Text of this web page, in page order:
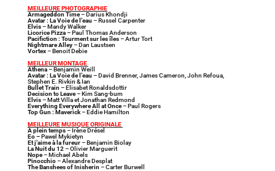
MEILLEURE PHOTOGRAPHIE
Armageddon Time– Darius Khondji
Avatar : La Voie de l’eau – Russel Carpenter
Elvis– Mandy Walker
Licorice Pizza– Paul Thomas Anderson
Pacifiction : Tourment sur les îles– Artur Tort
Nightmare Alley– Dan Laustsen
Vortex– Benoit Debie
MEILLEUR MONTAGE
Athena– Benjamin Weill
Avatar : La Voie de l’eau – David Brenner, James Cameron, John Refoua,
Stephen E. Rivkin & Ian
Bullet Train – Elisabet Ronaldsdottir
Decision to Leave– Kim Sang-bum
Elvis– Matt Villa et Jonathan Redmond
Everything Everywhere All at Once– Paul Rogers
Top Gun : Maverick– Eddie Hamilton
MEILLEURE MUSIQUE ORIGINALE
À plein temps– Irène Drésel
Eo –Pawel Mykietyn
Et j’aime à la fureur– Benjamin Biolay
La Nuit du 12 – Olivier Marguerit
Nope– Michael Abels
Pinocchio– Alexandre Desplat
The Banshees of Inisherin – Carter Burwell